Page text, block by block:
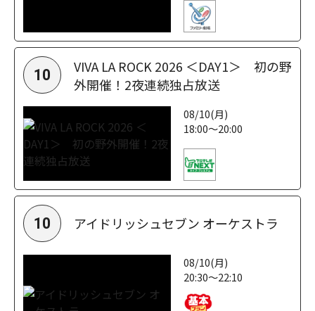
10
VIVA LA ROCK 2026 ＜DAY1＞ 初の野
外開催！2夜連続独占放送
08/10(月)
18:00～20:00
10 アイドリッシュセブン オーケストラ
08/10(月)
20:30～22:10